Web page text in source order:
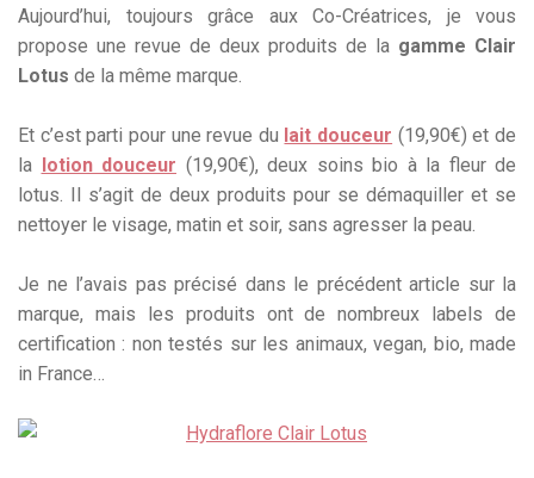
Aujourd’hui, toujours grâce aux Co-Créatrices, je vous
propose une revue de deux produits de la gamme Clair
Lotus de la même marque.
Et c’est parti pour une revue du lait douceur (19,90€) et de
la
lotion douceur (19,90€), deux soins bio à la fleur de
lotus. Il s’agit de deux produits pour se démaquiller et se
nettoyer le visage, matin et soir, sans agresser la peau.
Je ne l’avais pas précisé dans le précédent article sur la
marque, mais les produits ont de nombreux labels de
certification : non testés sur les animaux, vegan, bio, made
in France…